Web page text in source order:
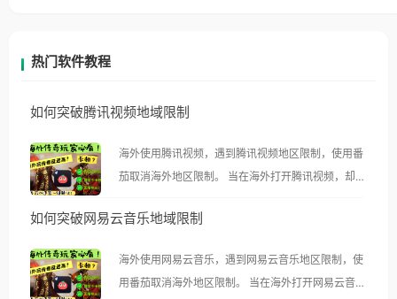
热门软件教程
如何突破腾讯视频地域限制
海外使用腾讯视频，遇到腾讯视频地区限制，使用番
茄取消海外地区限制。 当在海外打开腾讯视频，却突
示语。 海外用户如香港、澳门、台湾、美国、加拿
像其他音乐平台一样，出现地区及版权限制问题，且
仅能在中国大陆地区播放。 遇到这个问题的朋友们，
如何突破网易云音乐地域限制
海外使用网易云音乐，遇到网易云音乐地区限制，使
用番茄取消海外地区限制。 当在海外打开网易云音